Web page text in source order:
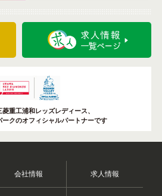
重工浦和レッズレディース、
ークのオフィシャルパートナーです
会社情報 求人情報